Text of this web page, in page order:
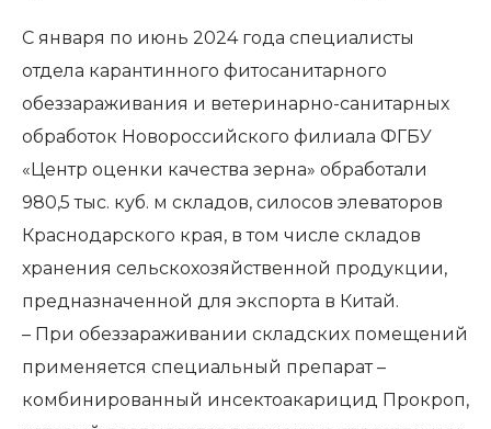
С января по июнь 2024 года специалисты
отдела карантинного фитосанитарного
обеззараживания и ветеринарно-санитарных
обработок Новороссийского филиала ФГБУ
«Центр оценки качества зерна» обработали
980,5 тыс. куб. м складов, силосов элеваторов
Краснодарского края, в том числе складов
хранения сельскохозяйственной продукции,
предназначенной для экспорта в Китай.
– При обеззараживании складских помещений
применяется специальный препарат –
комбинированный инсектоакарицид Прокроп,